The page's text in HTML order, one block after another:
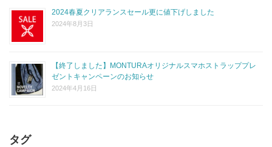
2024春夏クリアランスセール更に値下げしました
2024年8月3日
【終了しました】MONTURAオリジナルスマホストラッププレ
ゼントキャンペーンのお知らせ
2024年4月16日
タグ